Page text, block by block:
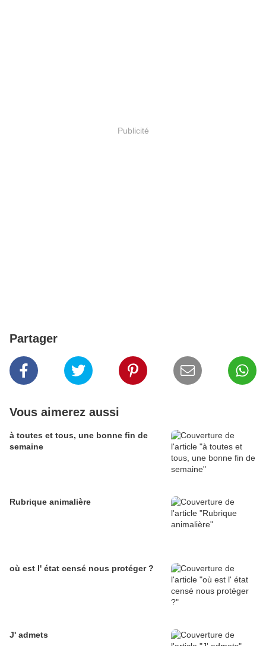
Publicité
Partager
Vous aimerez aussi
à toutes et tous, une bonne fin de
semaine
Rubrique animalière
où est l' état censé nous protéger ?
J' admets